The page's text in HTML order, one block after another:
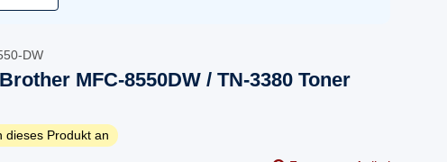
DW
MFC-8550DW / TN-3380 Toner
dieses Produkt an